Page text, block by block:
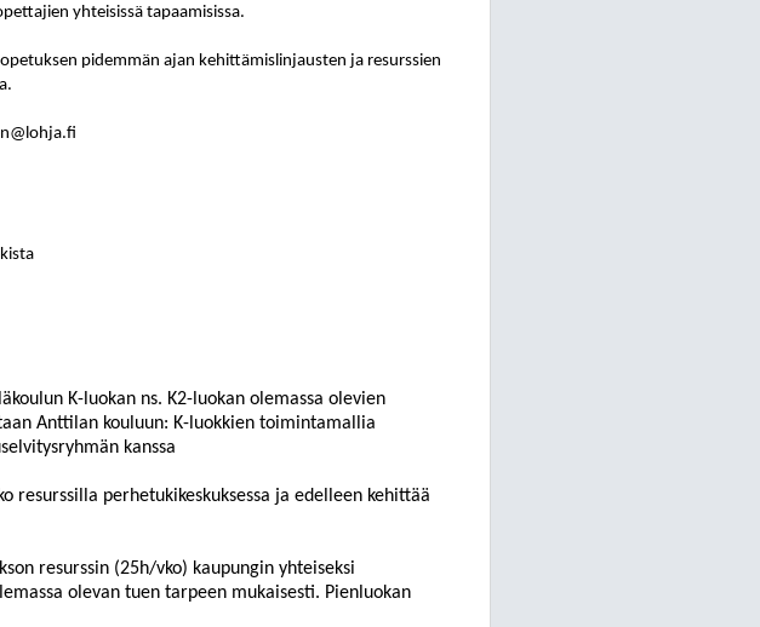
yhteisissä tapaamisissa.
pidemmän ajan kehittämislinjausten ja resurssien
K-luokan ns. K2-luokan olemassa olevien
Anttilan kouluun: K-luokkien toimintamallia
kanssa
resurssilla perhetukikeskuksessa ja edelleen kehittää
resurssin (25h/vko) kaupungin yhteiseksi
olevan tuen tarpeen mukaisesti. Pienluokan